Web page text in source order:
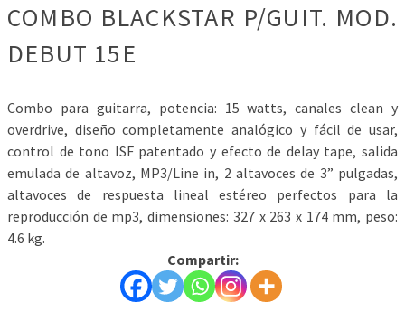
COMBO BLACKSTAR P/GUIT. MOD.
DEBUT 15E
Combo para guitarra, potencia: 15 watts, canales clean y
overdrive, diseño completamente analógico y fácil de usar,
control de tono ISF patentado y efecto de delay tape, salida
emulada de altavoz, MP3/Line in, 2 altavoces de 3” pulgadas,
altavoces de respuesta lineal estéreo perfectos para la
reproducción de mp3, dimensiones: 327 x 263 x 174 mm, peso:
4.6 kg.
Compartir: